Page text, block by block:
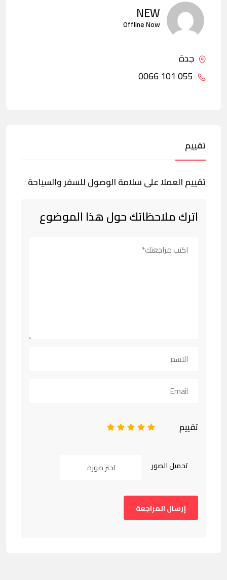
NEW
Offline Now
جدة
تقييم
تقييم العملا على سلامة الوصول للسفر والسياحة
اترك ملاحظاتك حول هذا الموضوع
تقييم 5
4
3
2
تحميل الصور اختر صورة